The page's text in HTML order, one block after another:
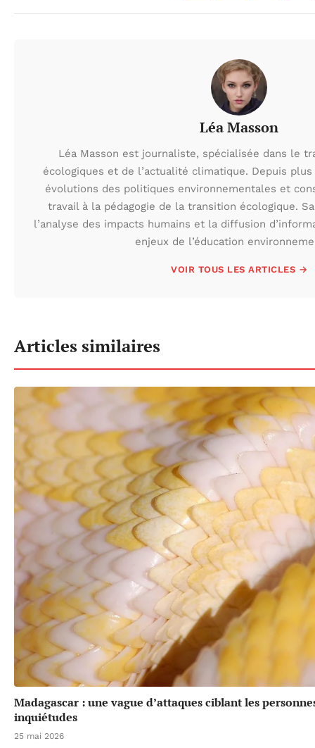
Léa Masson
Léa Masson est journaliste, spécialisée dans le
écologiques et de l’actualité climatique. Depuis
évolutions des politiques environnementales et
travail à la pédagogie de la transition écologique.
l’analyse des impacts humains et la diffusion
enjeux de l’éducation
VOIR TOUS LES ARTICLES →
Articles similaires
Madagascar : une vague d’attaques ciblant les
inquiétudes
25 mai 2026